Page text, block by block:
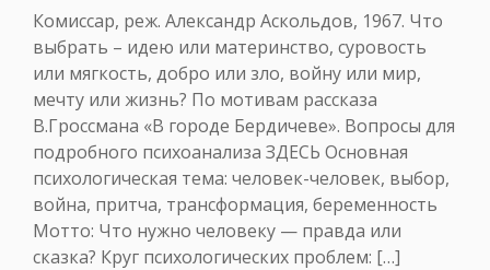
Комиссар, реж. Александр Аскольдов, 1967. Что
выбрать – идею или материнство, суровость
или мягкость, добро или зло, войну или мир,
мечту или жизнь? По мотивам рассказа
В.Гроссмана «В городе Бердичеве». Вопросы для
подробного психоанализа ЗДЕСЬ Основная
психологическая тема: человек-человек, выбор,
война, притча, трансформация, беременность
Мотто: Что нужно человеку — правда или
сказка? Круг психологических проблем: […]